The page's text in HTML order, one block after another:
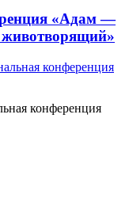
«Адам —
конференция